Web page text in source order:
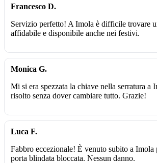
Francesco D.
Servizio perfetto! A Imola è difficile trovare
affidabile e disponibile anche nei festivi.
Monica G.
Mi si era spezzata la chiave nella serratura a
risolto senza dover cambiare tutto. Grazie!
Luca F.
Fabbro eccezionale! È venuto subito a Imola
porta blindata bloccata. Nessun danno.